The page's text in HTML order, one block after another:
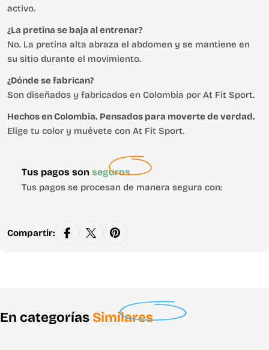
activo.
¿La pretina se baja al entrenar?
No. La pretina alta abraza el abdomen y se mantiene en
su sitio durante el movimiento.
¿Dónde se fabrican?
Son diseñados y fabricados en Colombia por At Fit Sport.
Hechos en Colombia. Pensados para moverte de verdad.
Elige tu color y muévete con At Fit Sport.
Tus pagos son seguros
Métodos
de
Tus pagos se procesan de manera segura con:
Compartir:
En categorías Similares